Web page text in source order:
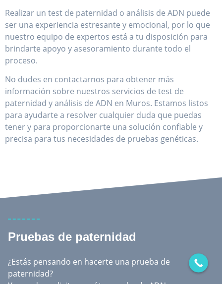
Realizar un test de paternidad o análisis de ADN puede
ser una experiencia estresante y emocional, por lo que
nuestro equipo de expertos está a tu disposición para
brindarte apoyo y asesoramiento durante todo el
proceso.
No dudes en contactarnos para obtener más
información sobre nuestros servicios de test de
paternidad y análisis de ADN en Muros. Estamos listos
para ayudarte a resolver cualquier duda que puedas
tener y para proporcionarte una solución confiable y
precisa para tus necesidades de pruebas genéticas.
Pruebas de paternidad
¿Estás pensando en hacerte una prueba de
paternidad?